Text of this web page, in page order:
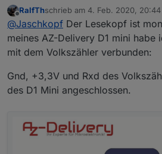
Damit kann ich dir leider
habe aber noch
falls du Interesse hast. So
angezeigt bekommst
kannst aber in der Konsole
Debug Ausgabe des 1.
Gruß Jascha
Offline
RalfThschrieb am 4. Feb. 2020, 20:44
zuletzt editiert von
@Jaschkopf Der Lesekopf ist
meines AZ-Delivery D1 mini habe
mit dem Volkszähler verbunden:
Gnd, +3,3V und Rxd des
des D1 Mini angeschlossen.